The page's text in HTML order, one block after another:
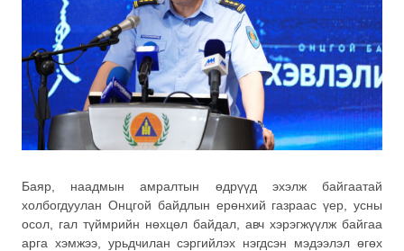
Баяр, наадмын амралтын өдрүүд эхэлж байгаатай
холбогдуулан Онцгой байдлын ерөнхий газраас үер, усны
осол, гал түймрийн нөхцөл байдал, авч хэрэгжүүлж байгаа
арга хэмжээ, урьдчилан сэргийлэх нэгдсэн мэдээлэл өгөх